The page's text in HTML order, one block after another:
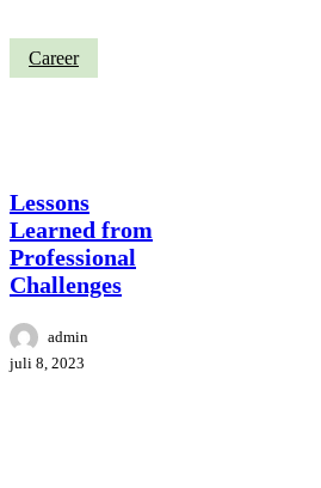
Lessons
Learned
Career
Lessons
Learned from
Professional
Challenges
admin
juli 8, 2023